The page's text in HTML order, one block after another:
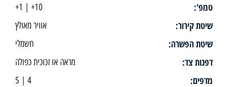
טמפ': 10+ | 1+
שיטת קירור: אוויר מאולץ
שיטת הפשרה: חשמלי
דפנות צד: מראה או זכוכית כפולה
מדפים: 4 | 5